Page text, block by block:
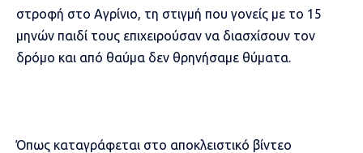
στροφή στο Αγρίνιο, τη στιγμή που γονείς με το 15
μηνών παιδί τους επιχειρούσαν να διασχίσουν τον
δρόμο και από θαύμα δεν θρηνήσαμε θύματα.
Όπως καταγράφεται στο αποκλειστικό βίντεο